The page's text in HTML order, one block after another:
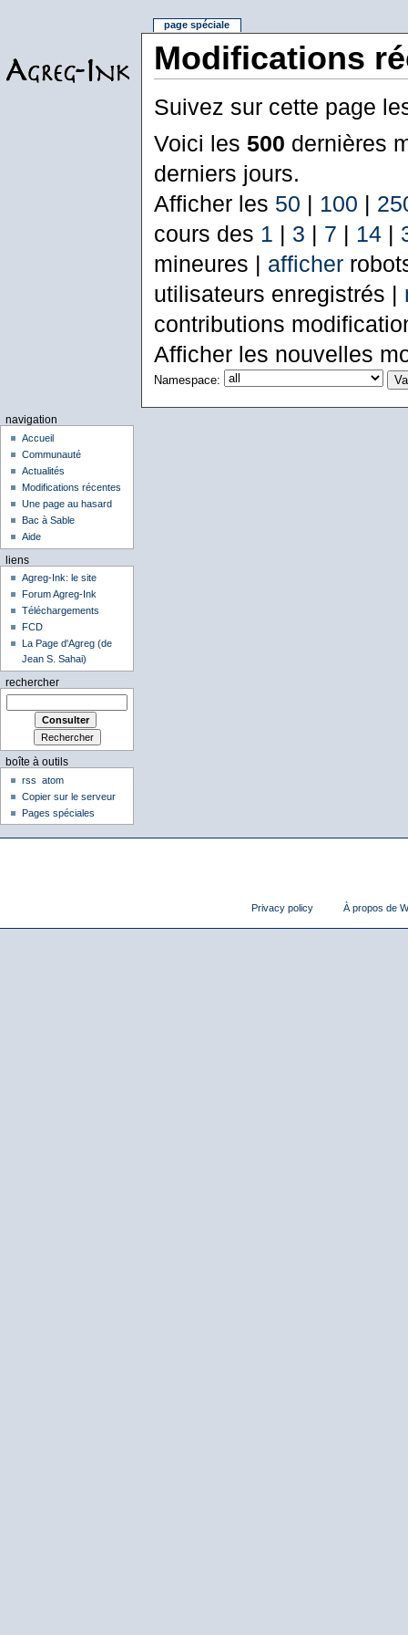
Modifications
Suivez sur cette page
Voici les 500 dernières
derniers jours.
Afficher les 50 | 100 |
cours des 1 | 3 | 7 | 14|
mineures | afficher
utilisateurs enregistrés |
contributions
Afficher les nouvelles
Namespace:
page spéciale
navigation
Accueil
Communauté
Actualités
Modifications récentes
Une page au hasard
Bac à Sable
Aide
liens
Agreg-Ink: le site
Forum Agreg-Ink
Téléchargements
FCD
La Page d'Agreg (de
Jean S. Sahai)
rechercher
boîte à outils
rss
atom
Copier sur le serveur
Pages spéciales
Privacy policy À propos de